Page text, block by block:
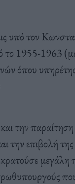
υπό τον
1955-1963
όπου
την
την επιβολή
μεγάλη